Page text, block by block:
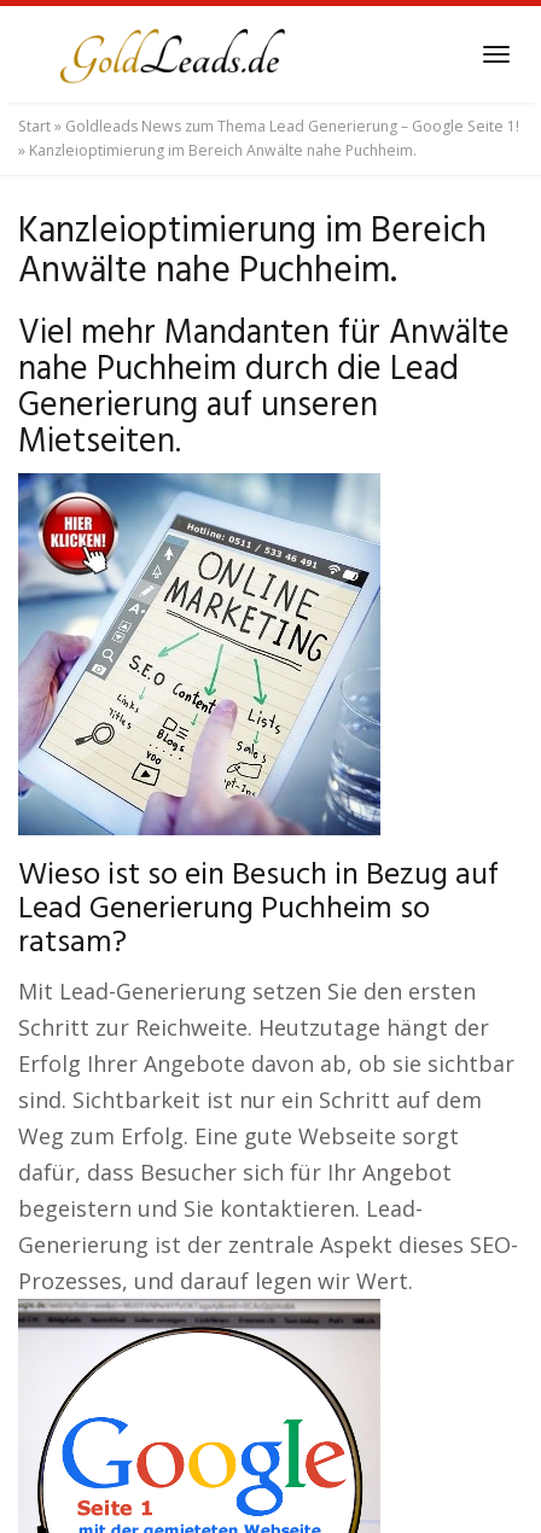
content
Start» Goldleads News zum Thema Lead Generierung – Google Seite 1!
» Kanzleioptimierung im Bereich Anwälte nahe Puchheim.
Kanzleioptimierung im Bereich
Anwälte nahe Puchheim.
Viel mehr Mandanten für Anwälte
nahe Puchheim durch die Lead
Generierung auf unseren
Mietseiten.
Wieso ist so ein Besuch in Bezug auf
Lead Generierung Puchheim so
ratsam?
Mit Lead-Generierung setzen Sie den ersten
Schritt zur Reichweite. Heutzutage hängt der
Erfolg Ihrer Angebote davon ab, ob sie sichtbar
sind. Sichtbarkeit ist nur ein Schritt auf dem
Weg zum Erfolg. Eine gute Webseite sorgt
dafür, dass Besucher sich für Ihr Angebot
begeistern und Sie kontaktieren. Lead-
Generierung ist der zentrale Aspekt dieses SEO-
Prozesses, und darauf legen wir Wert.